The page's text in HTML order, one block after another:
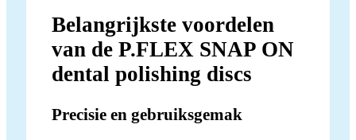
Belangrijkste voordelen
van de P.FLEX SNAP ON
dental polishing discs
Precisie en gebruiksgemak